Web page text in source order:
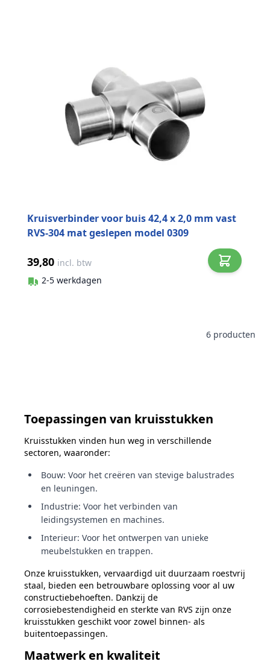
Kruisverbinder voor buis 42,4 x 2,0 mm vast
RVS-304 mat geslepen model 0309
39,80 incl. btw
2-5 werkdagen
6 producten
Toepassingen van kruisstukken
Kruisstukken vinden hun weg in verschillende
sectoren, waaronder:
Bouw: Voor het creëren van stevige balustrades
en leuningen.
Industrie: Voor het verbinden van
leidingsystemen en machines.
Interieur: Voor het ontwerpen van unieke
meubelstukken en trappen.
Onze kruisstukken, vervaardigd uit duurzaam roestvrij
staal, bieden een betrouwbare oplossing voor al uw
constructiebehoeften. Dankzij de
corrosiebestendigheid en sterkte van RVS zijn onze
kruisstukken geschikt voor zowel binnen- als
buitentoepassingen.
Maatwerk en kwaliteit